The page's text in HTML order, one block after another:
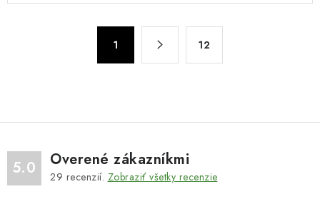
e
v
k
v
a
n
1 12
5.0 Overené zákazníkmi
29 recenzií. Zobraziť všetky recenzie